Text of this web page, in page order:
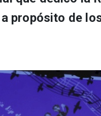
propósito de